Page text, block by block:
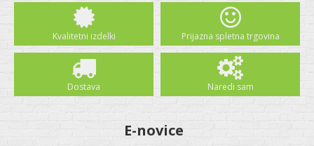
Kvalitetni izdelki Prijazna spletna trgovina
Dostava Naredi sam
E-novice